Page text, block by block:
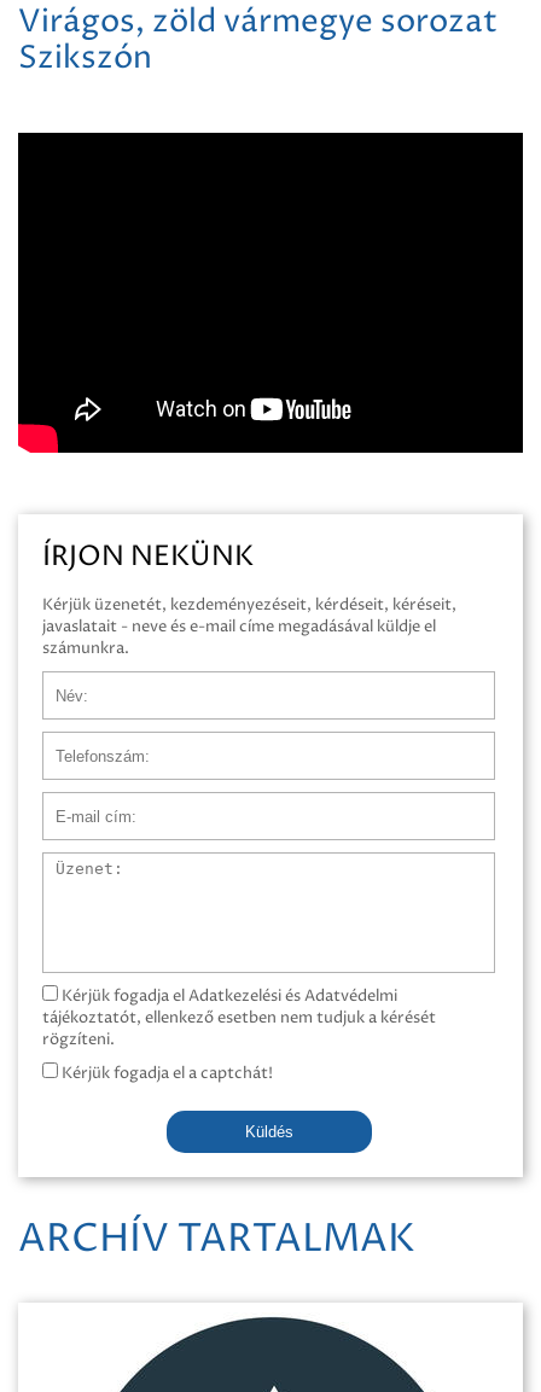
Virágos, zöld vármegye sorozat
Szikszón
ÍRJON NEKÜNK
Kérjük üzenetét, kezdeményezéseit, kérdéseit, kéréseit,
javaslatait - neve és e-mail címe megadásával küldje el
számunkra.
Üzenet
Kérjük fogadja el Adatkezelési és Adatvédelmi
tájékoztatót, ellenkező esetben nem tudjuk a kérését
rögzíteni.
Kérjük fogadja el a captchát!
Küldés
ARCHÍV TARTALMAK